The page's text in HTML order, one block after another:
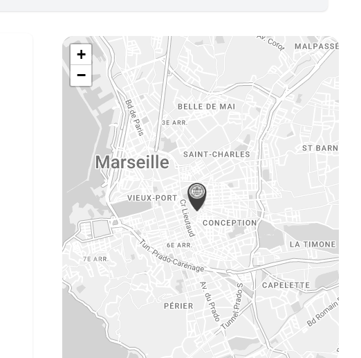
l'activité de Syndic
demeures, châteaux et traits de côte
+
−